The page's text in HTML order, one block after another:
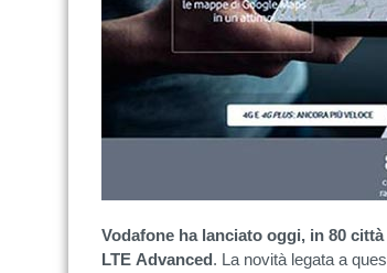
Vodafone ha lanciato oggi, in 80
LTE Advanced. La novità legata a